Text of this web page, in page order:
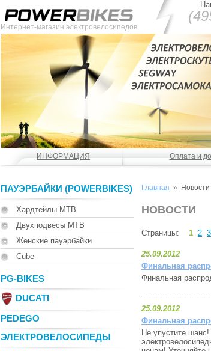
Интернет-магазин электровелосипедов
ИНФОРМАЦИЯ Оплата и
ПАУЭРБАЙКИ (POWERBIKES)
Хардтейлы MTB
Двухподвесы MTB
Женские пауэрбайки
Cube
PG-BIKES
DUCATI
PEDEGO
ЭЛЕКТРОВЕЛОСИПЕДЫ
Главная » Новости
НОВОСТИ
Страницы: 1 2 3
25.09.2012
Финальная
Финальная
25.09.2012
Финальная
Не упустите